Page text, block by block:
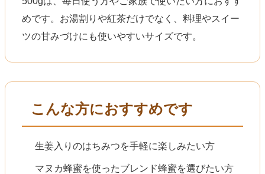
めです。お湯割りや紅茶だけでなく、料理やスイー
ツの甘みづけにも使いやすいサイズです。
こんな方におすすめです
生姜入りのはちみつを手軽に楽しみたい方
マヌカ蜂蜜を使ったブレンド蜂蜜を選びたい方